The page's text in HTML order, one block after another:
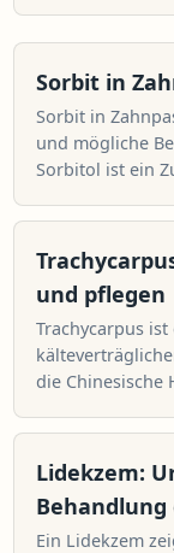
Sorbit in
Sorbit in
und mögliche
Sorbitol ist ein
und pflegen
Trachycarpus
die Chinesische
Lidekzem:
Ein Lidekzem